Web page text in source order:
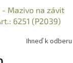
- Mazivo na závit
6251 (P2039)
Ihneď k odberu